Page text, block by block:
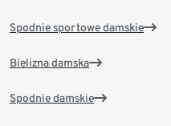
Spodnie sportowe damskie
Bielizna damska
Spodnie damskie